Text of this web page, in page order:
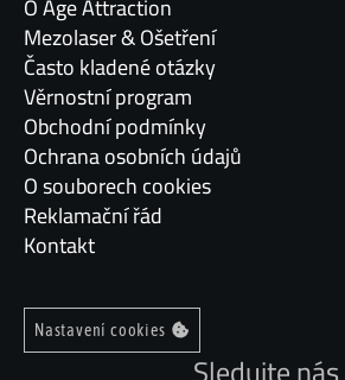
Mezolaser & Ošetření
Často kladené otázky
Věrnostní program
Obchodní podmínky
Ochrana osobních údajů
O souborech cookies
Reklamační řád
Kontakt
Nastavení cookies